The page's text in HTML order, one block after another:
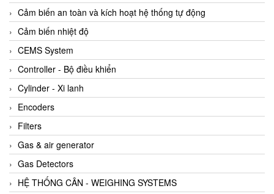
Cảm biến an toàn và kích hoạt hệ thống tự động
Cảm biến nhiệt độ
CEMS System
Controller - Bộ điều khiển
Cylinder - Xi lanh
Encoders
Filters
Gas & air generator
Gas Detectors
HỆ THỐNG CÂN - WEIGHING SYSTEMS